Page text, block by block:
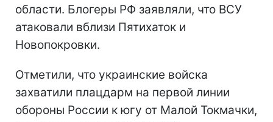
области. Блогеры РФ заявляли, что ВСУ
атаковали вблизи Пятихаток и
Новопокровки.
Отметили, что украинские войска
захватили плацдарм на первой линии
обороны России к югу от Малой Токмачки,